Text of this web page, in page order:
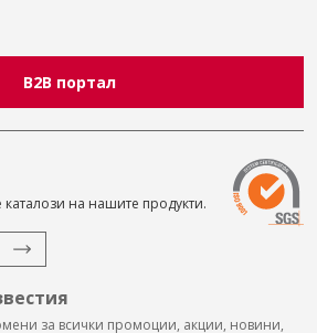
B2B портал
каталози на нашите продукти.
за всички промоции, акции, новини,